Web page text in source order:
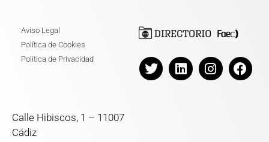
Aviso Legal
Política de Cookies
Politica de Privacidad
Calle Hibiscos, 1 – 11007
Cádiz